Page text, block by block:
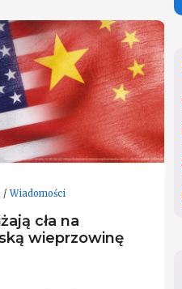
Wiadomości
cła na
wieprzowinę